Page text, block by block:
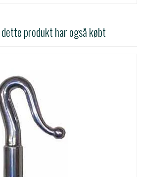
produkt har også købt